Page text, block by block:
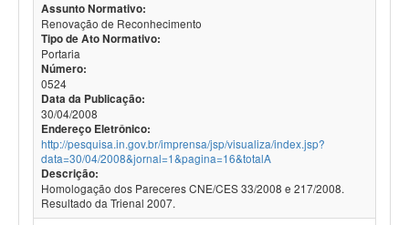
Assunto Normativo:
Renovação de Reconhecimento
Tipo de Ato Normativo:
Portaria
Número:
0524
Data da Publicação:
30/04/2008
Endereço Eletrônico:
http://pesquisa.in.gov.br/imprensa/jsp/visualiza/index.jsp?
data=30/04/2008&jornal=1&pagina=16&totalA
Descrição:
Homologação dos Pareceres CNE/CES 33/2008 e 217/2008.
Resultado da Trienal 2007.